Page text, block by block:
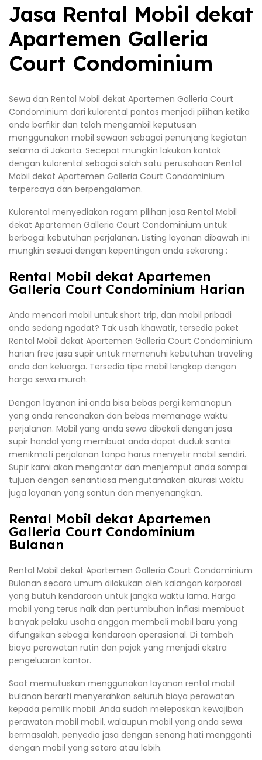
Jasa Rental Mobil dekat
Apartemen Galleria
Court Condominium
Sewa dan Rental Mobil dekat Apartemen Galleria Court
Condominium dari kulorental pantas menjadi pilihan ketika
anda berfikir dan telah mengambil keputusan
menggunakan mobil sewaan sebagai penunjang kegiatan
selama di Jakarta. Secepat mungkin lakukan kontak
dengan kulorental sebagai salah satu perusahaan Rental
Mobil dekat Apartemen Galleria Court Condominium
terpercaya dan berpengalaman.
Kulorental menyediakan ragam pilihan jasa Rental Mobil
dekat Apartemen Galleria Court Condominium untuk
berbagai kebutuhan perjalanan. Listing layanan dibawah ini
mungkin sesuai dengan kepentingan anda sekarang :
Rental Mobil dekat Apartemen
Galleria Court Condominium Harian
Anda mencari mobil untuk short trip, dan mobil pribadi
anda sedang ngadat? Tak usah khawatir, tersedia paket
Rental Mobil dekat Apartemen Galleria Court Condominium
harian free jasa supir untuk memenuhi kebutuhan traveling
anda dan keluarga. Tersedia tipe mobil lengkap dengan
harga sewa murah.
Dengan layanan ini anda bisa bebas pergi kemanapun
yang anda rencanakan dan bebas memanage waktu
perjalanan. Mobil yang anda sewa dibekali dengan jasa
supir handal yang membuat anda dapat duduk santai
menikmati perjalanan tanpa harus menyetir mobil sendiri.
Supir kami akan mengantar dan menjemput anda sampai
tujuan dengan senantiasa mengutamakan akurasi waktu
juga layanan yang santun dan menyenangkan.
Rental Mobil dekat Apartemen
Galleria Court Condominium
Bulanan
Rental Mobil dekat Apartemen Galleria Court Condominium
Bulanan secara umum dilakukan oleh kalangan korporasi
yang butuh kendaraan untuk jangka waktu lama. Harga
mobil yang terus naik dan pertumbuhan inflasi membuat
banyak pelaku usaha enggan membeli mobil baru yang
difungsikan sebagai kendaraan operasional. Di tambah
biaya perawatan rutin dan pajak yang menjadi ekstra
pengeluaran kantor.
Saat memutuskan menggunakan layanan rental mobil
bulanan berarti menyerahkan seluruh biaya perawatan
kepada pemilik mobil. Anda sudah melepaskan kewajiban
perawatan mobil mobil, walaupun mobil yang anda sewa
bermasalah, penyedia jasa dengan senang hati mengganti
dengan mobil yang setara atau lebih.